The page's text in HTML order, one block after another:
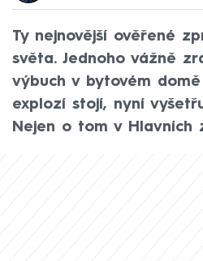
Ty nejnovější ověřené
světa. Jednoho vážně
výbuch v bytovém
explozí stojí, nyní
Nejen o tom v Hlavních